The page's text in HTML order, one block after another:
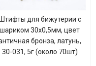
Штифты для бижутерии с
шариком 30х0,5мм, цвет
бронза, латунь,
30-031, 5г (около 70шт)